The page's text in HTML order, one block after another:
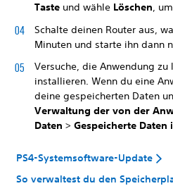
Taste und wähle Löschen, um
Schalte deinen Router aus,
Minuten und starte ihn dann
Versuche, die Anwendung zu
installieren. Wenn du eine
deine gespeicherten Daten
Verwaltung der von der
Daten > Gespeicherte Daten
PS4-Systemsoftware-Update
So verwaltest du den